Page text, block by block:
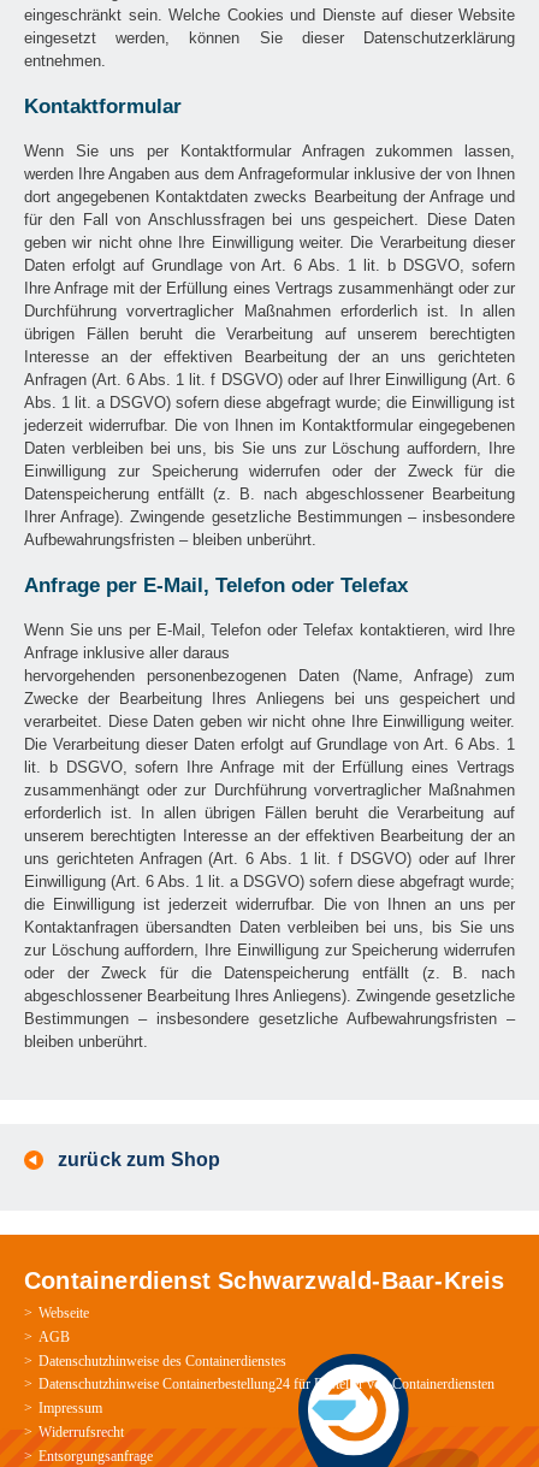
eingeschränkt sein. Welche Cookies und Dienste auf dieser Website
eingesetzt werden, können Sie dieser Datenschutzerklärung
entnehmen.
Kontaktformular
Wenn Sie uns per Kontaktformular Anfragen zukommen lassen,
werden Ihre Angaben aus dem Anfrageformular inklusive der von Ihnen
dort angegebenen Kontaktdaten zwecks Bearbeitung der Anfrage und
für den Fall von Anschlussfragen bei uns gespeichert. Diese Daten
geben wir nicht ohne Ihre Einwilligung weiter. Die Verarbeitung dieser
Daten erfolgt auf Grundlage von Art. 6 Abs. 1 lit. b DSGVO, sofern
Ihre Anfrage mit der Erfüllung eines Vertrags zusammenhängt oder zur
Durchführung vorvertraglicher Maßnahmen erforderlich ist. In allen
übrigen Fällen beruht die Verarbeitung auf unserem berechtigten
Interesse an der effektiven Bearbeitung der an uns gerichteten
Anfragen (Art. 6 Abs. 1 lit. f DSGVO) oder auf Ihrer Einwilligung (Art. 6
Abs. 1 lit. a DSGVO) sofern diese abgefragt wurde; die Einwilligung ist
jederzeit widerrufbar. Die von Ihnen im Kontaktformular eingegebenen
Daten verbleiben bei uns, bis Sie uns zur Löschung auffordern, Ihre
Einwilligung zur Speicherung widerrufen oder der Zweck für die
Datenspeicherung entfällt (z. B. nach abgeschlossener Bearbeitung
Ihrer Anfrage). Zwingende gesetzliche Bestimmungen – insbesondere
Aufbewahrungsfristen – bleiben unberührt.
Anfrage per E-Mail, Telefon oder Telefax
Wenn Sie uns per E-Mail, Telefon oder Telefax kontaktieren, wird Ihre
Anfrage inklusive aller daraus
hervorgehenden personenbezogenen Daten (Name, Anfrage) zum
Zwecke der Bearbeitung Ihres Anliegens bei uns gespeichert und
verarbeitet. Diese Daten geben wir nicht ohne Ihre Einwilligung weiter.
Die Verarbeitung dieser Daten erfolgt auf Grundlage von Art. 6 Abs. 1
lit. b DSGVO, sofern Ihre Anfrage mit der Erfüllung eines Vertrags
zusammenhängt oder zur Durchführung vorvertraglicher Maßnahmen
erforderlich ist. In allen übrigen Fällen beruht die Verarbeitung auf
unserem berechtigten Interesse an der effektiven Bearbeitung der an
uns gerichteten Anfragen (Art. 6 Abs. 1 lit. f DSGVO) oder auf Ihrer
Einwilligung (Art. 6 Abs. 1 lit. a DSGVO) sofern diese abgefragt wurde;
die Einwilligung ist jederzeit widerrufbar. Die von Ihnen an uns per
Kontaktanfragen übersandten Daten verbleiben bei uns, bis Sie uns
zur Löschung auffordern, Ihre Einwilligung zur Speicherung widerrufen
oder der Zweck für die Datenspeicherung entfällt (z. B. nach
abgeschlossener Bearbeitung Ihres Anliegens). Zwingende gesetzliche
Bestimmungen – insbesondere gesetzliche Aufbewahrungsfristen –
bleiben unberührt.
zurück zum Shop
Containerdienst Schwarzwald-Baar-Kreis
Webseite
AGB
Datenschutzhinweise des Containerdienstes
Datenschutzhinweise Containerbestellung24 für Besteller von Containerdiensten
Impressum
Widerrufsrecht
Entsorgungsanfrage